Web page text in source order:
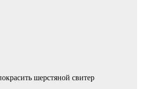
шерстяной свитер